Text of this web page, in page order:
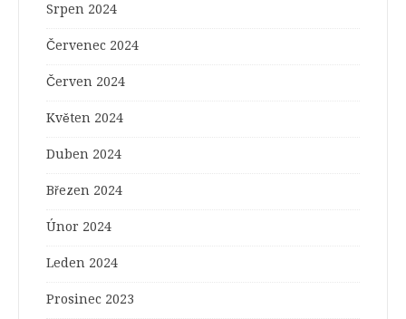
Srpen 2024
Červenec 2024
Červen 2024
Květen 2024
Duben 2024
Březen 2024
Únor 2024
Leden 2024
Prosinec 2023